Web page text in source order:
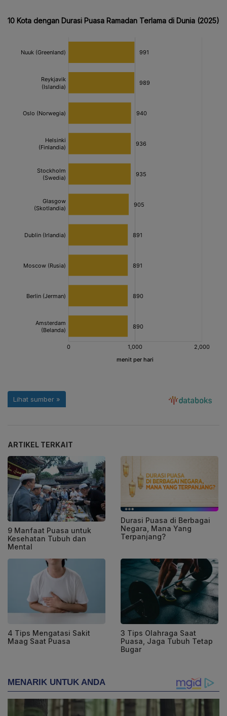
ARTIKEL TERKAIT
9 Manfaat Puasa untuk
Kesehatan Tubuh dan
Mental
Durasi Puasa di Berbagai
Negara, Mana Yang
Terpanjang?
4 Tips Mengatasi Sakit
Maag Saat Puasa
3 Tips Olahraga Saat
Puasa, Jaga Tubuh Tetap
Bugar